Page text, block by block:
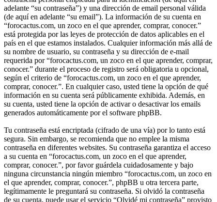
adelante “su contraseña”) y una dirección de email personal válida
(de aquí en adelante “su email”). La información de su cuenta en
“forocactus.com, un zoco en el que aprender, comprar, conocer.”
está protegida por las leyes de protección de datos aplicables en el
país en el que estamos instalados. Cualquier información más allá de
su nombre de usuario, su contraseña y su dirección de e-mail
requerida por “forocactus.com, un zoco en el que aprender, comprar,
conocer.” durante el proceso de registro será obligatoria u opcional,
según el criterio de “forocactus.com, un zoco en el que aprender,
comprar, conocer.”. En cualquier caso, usted tiene la opción de qué
información en su cuenta será públicamente exhibida. Además, en
su cuenta, usted tiene la opción de activar o desactivar los emails
generados automáticamente por el software phpBB.
Tu contraseña está encriptada (cifrado de una vía) por lo tanto está
segura. Sin embargo, se recomienda que no emplee la misma
contraseña en diferentes websites. Su contraseña garantiza el acceso
a su cuenta en “forocactus.com, un zoco en el que aprender,
comprar, conocer.”, por favor guárdela cuidadosamente y bajo
ninguna circunstancia ningún miembro “forocactus.com, un zoco en
el que aprender, comprar, conocer.”, phpBB u otra tercera parte,
legítimamente le preguntará su contraseña. Si olvidó la contraseña
de su cuenta, puede usar el servicio “Olvidé mi contraseña” provisto